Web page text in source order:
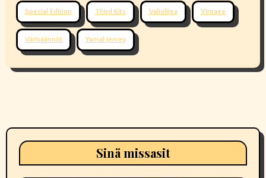
Special Edition Third Kits Valioliiga Vintage
Värisäännöt Yamal Jersey
Sinä missasit